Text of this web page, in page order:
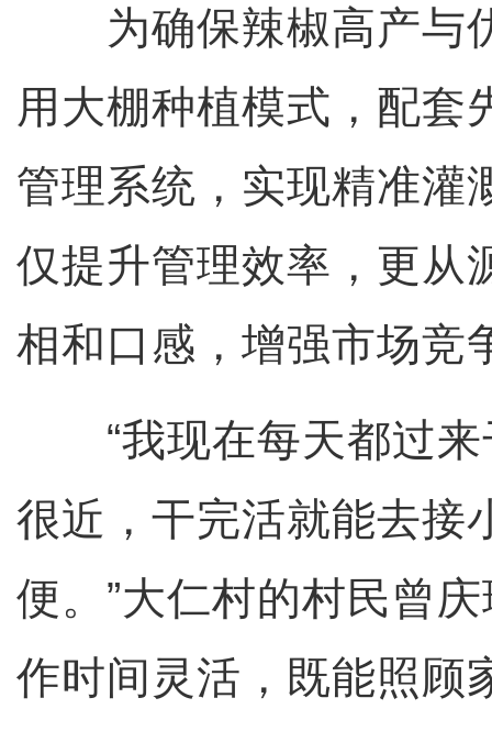
为确保辣椒高产与
用大棚种植模式，配套
管理系统，实现精准灌
仅提升管理效率，更从
相和口感，增强市场竞
“我现在每天都过来
很近，干完活就能去接
便。”大仁村的村民曾
作时间灵活，既能照顾